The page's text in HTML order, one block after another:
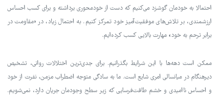
احتمالا به خودمان گوشزد می‌کنیم که دست از خودمحوری برداشته و برای کسب احساس
ارزشمندی، بر تلاش‌های موفقیت‌آمیز خود تمرکز کنیم. به احتمال زیاد، در «مقاومت در
برابر ترحم به خود» مهارت بالایی کسب کرده‌ایم.
ممکن است دهه‌ها با این شرایط بگذرانیم. برای جدی‌ترین اختلالات روانی، تشخیص
دیرهنگام در میانسالی امری شایع است. ما به سادگی متوجه اضطراب مزمن، نفرت از خود
و احساس ناامیدی و خشم طاقت‌فرسایی که زیر سطح وجودمان جریان دارد، نمی‌شویم.